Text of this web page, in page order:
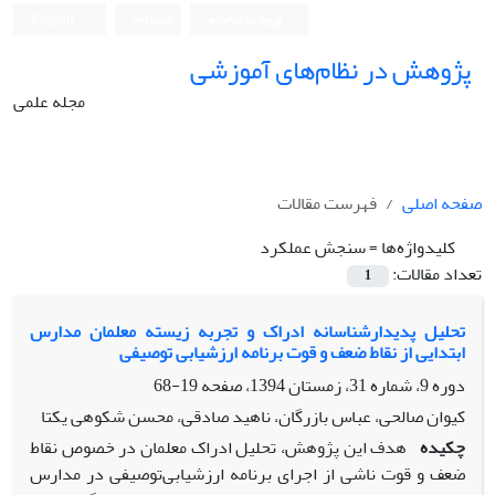
پژوهش در نظام‌های آموزشی
مجله علمی
صفحه اصلی
فهرست مقالات
کلیدواژه‌ها =سنجش عملکرد
تعداد مقالات:
1
تحلیل پدیدارشناسانه ادراک و تجربه زیسته معلمان مدارس
ابتدایی از نقاط ضعف و قوت برنامه ارزشیابی‌ توصیفی
دوره 9، شماره 31، زمستان 1394، صفحه
19-68
کیوان صالحی، عباس بازرگان، ناهید صادقی، محسن شکوهی یکتا
چکیده هدف این پژوهش، تحلیل ادراک معلمان در خصوص نقاط
ضعف و قوت ناشی از اجرای برنامه ارزشیابی‌توصیفی در مدارس